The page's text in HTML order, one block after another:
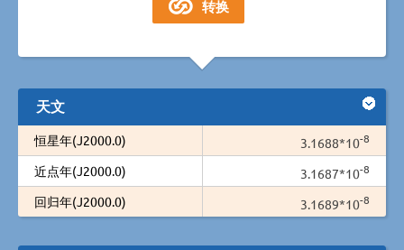
天文
恒星年(J2000.0) 3.1688*10-8
近点年(J2000.0) 3.1687*10-8
回归年(J2000.0) 3.1689*10-8